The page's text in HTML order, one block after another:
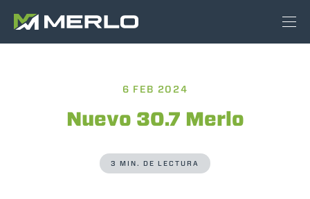
6 FEB 2024
Nuevo 30.7 Merlo
3 MIN. DE LECTURA